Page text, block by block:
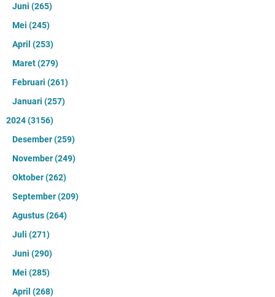
Juni (265)
Mei (245)
April (253)
Maret(279)
Februari (261)
Januari (257)
2024(3156)
Desember(259)
November(249)
Oktober(262)
September(209)
Agustus(264)
Juli (271)
Juni (290)
Mei (285)
April (268)